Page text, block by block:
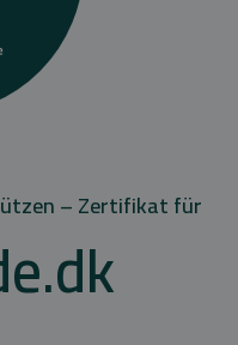
– Zertifikat für